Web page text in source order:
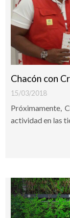
Chacón con
15/03/2018
Próximamente,
actividad en las